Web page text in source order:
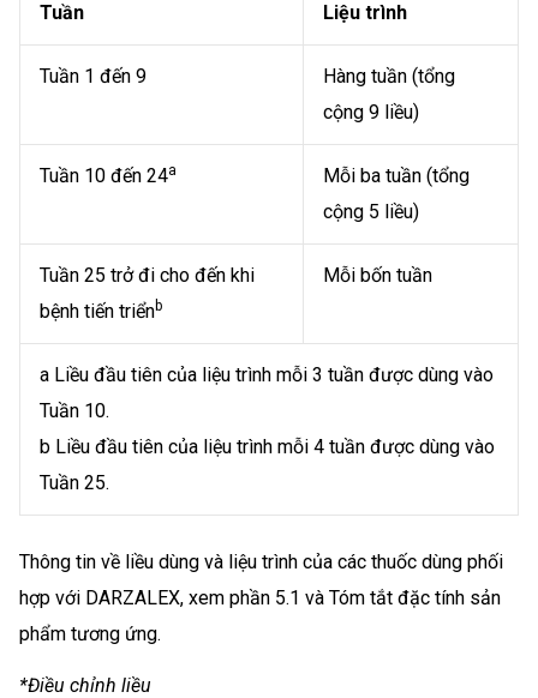
Tuần Liệu trình
Tuần 1 đến 9
Hàng tuần (tổng
cộng 9 liều)
Tuần 10 đến 24a
Mỗi ba tuần (tổng
cộng 5 liều)
Tuần 25 trở đi cho đến khi
bệnh tiến triểnb
Mỗi bốn tuần
a Liều đầu tiên của liệu trình mỗi 3 tuần được dùng vào
Tuần 10.
b Liều đầu tiên của liệu trình mỗi 4 tuần được dùng vào
Tuần 25.
Thông tin về liều dùng và liệu trình của các thuốc dùng phối
hợp với DARZALEX, xem phần 5.1 và Tóm tắt đặc tính sản
phẩm tương ứng.
*Điều chỉnh liều